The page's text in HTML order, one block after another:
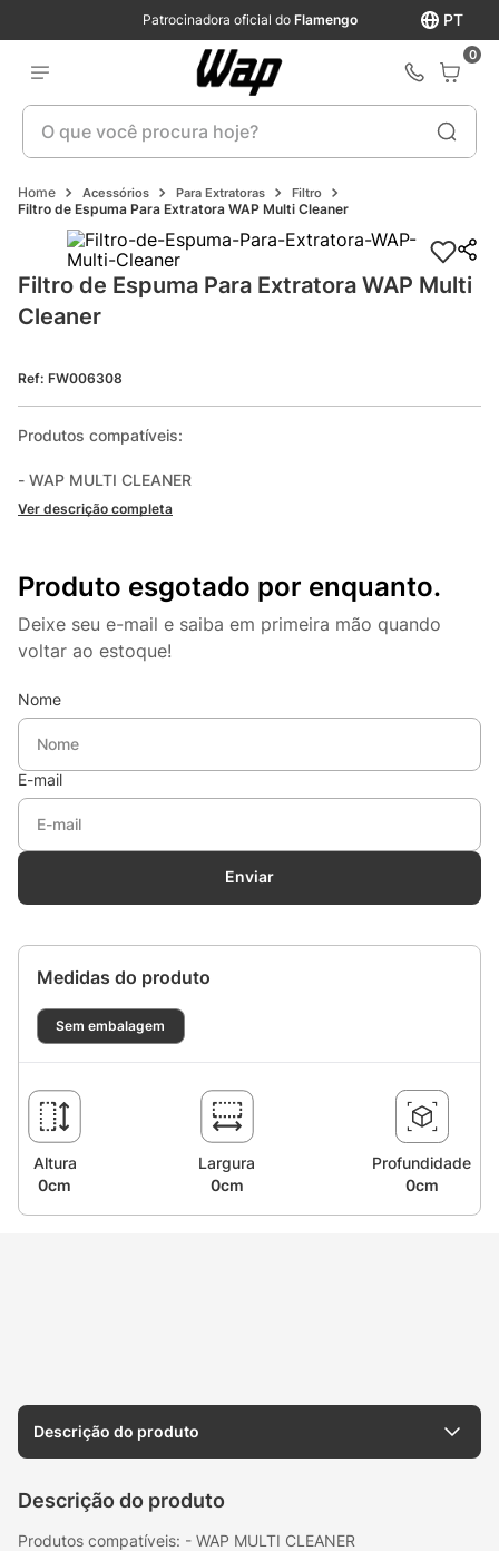
PT
Patrocinadora oficial do Flamengo
0
O que você procura hoje?
Acessórios Para Extratoras Filtro
Filtro de Espuma Para Extratora WAP Multi Cleaner
Filtro de Espuma Para Extratora WAP Multi
Cleaner
Ref: FW006308
Produtos compatíveis:
- WAP MULTI CLEANER
Ver descrição completa
Produto esgotado por enquanto.
Deixe seu e-mail e saiba em primeira mão quando
voltar ao estoque!
Nome
E-mail
Enviar
Medidas do produto
Sem embalagem
Altura
0cm
Largura
0cm
Profundidade
0cm
Descrição do produto
Descrição do produto
Produtos compatíveis: - WAP MULTI CLEANER